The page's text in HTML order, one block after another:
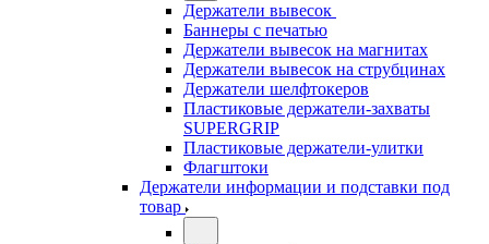
Держатели вывесок
Баннеры с печатью
Держатели вывесок на магнитах
Держатели вывесок на струбцинах
Держатели шелфтокеров
Пластиковые держатели-захваты
SUPERGRIP
Пластиковые держатели-улитки
Флагштоки
Держатели информации и подставки под
товар